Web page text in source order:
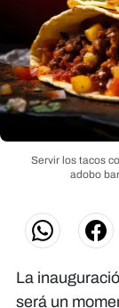
Servir los tacos
adobo
La
será un